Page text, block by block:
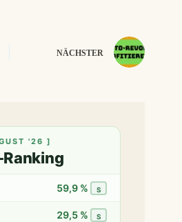
NÄCHSTER
'26 ]
Ranking
59,9 % S
29,5 % S